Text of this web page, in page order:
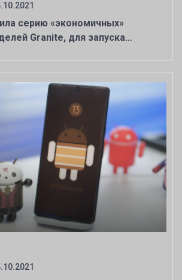
серию «экономичных»
Granite, для запуска